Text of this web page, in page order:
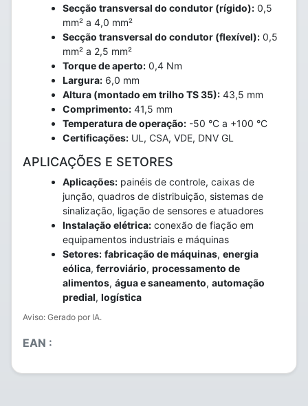
Secção transversal do condutor (rígido): 0,5
mm² a 4,0 mm²
Secção transversal do condutor (flexível): 0,5
mm² a 2,5 mm²
Torque de aperto: 0,4 Nm
Largura: 6,0 mm
Altura (montado em trilho TS 35): 43,5 mm
Comprimento: 41,5 mm
Temperatura de operação: -50 °C a +100 °C
Certificações: UL, CSA, VDE, DNV GL
APLICAÇÕES E SETORES
Aplicações: painéis de controle, caixas de
junção, quadros de distribuição, sistemas de
sinalização, ligação de sensores e atuadores
Instalação elétrica: conexão de fiação em
equipamentos industriais e máquinas
Setores: fabricação de máquinas, energia
eólica, ferroviário, processamento de
alimentos, água e saneamento, automação
predial, logística
Aviso: Gerado por IA.
EAN :